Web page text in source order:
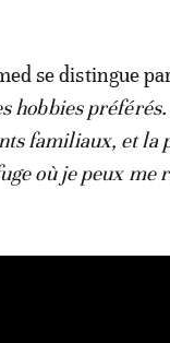
se distingue
hobbies
familiaux, et la
où je peux me